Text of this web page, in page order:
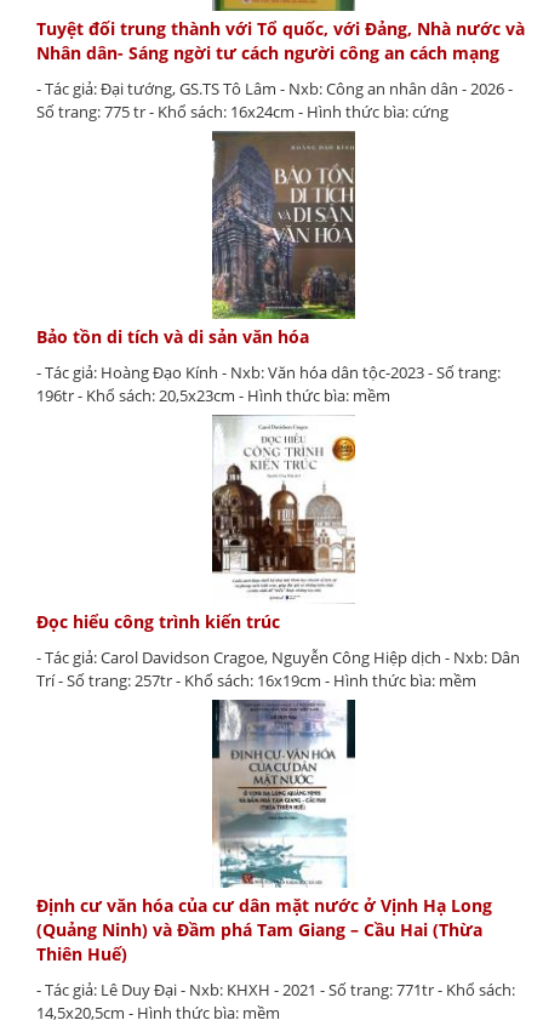
Tuyệt đối trung thành với Tổ quốc, với Đảng, Nhà nước và
Nhân dân- Sáng ngời tư cách người công an cách mạng
- Tác giả: Đại tướng, GS.TS Tô Lâm - Nxb: Công an nhân dân - 2026 -
Số trang: 775 tr - Khổ sách: 16x24cm - Hình thức bìa: cứng
Bảo tồn di tích và di sản văn hóa
- Tác giả: Hoàng Đạo Kính - Nxb: Văn hóa dân tộc-2023 - Số trang:
196tr - Khổ sách: 20,5x23cm - Hình thức bìa: mềm
Đọc hiểu công trình kiến trúc
- Tác giả: Carol Davidson Cragoe, Nguyễn Công Hiệp dịch - Nxb: Dân
Trí - Số trang: 257tr - Khổ sách: 16x19cm - Hình thức bìa: mềm
Định cư văn hóa của cư dân mặt nước ở Vịnh Hạ Long
(Quảng Ninh) và Đầm phá Tam Giang – Cầu Hai (Thừa
Thiên Huế)
- Tác giả: Lê Duy Đại - Nxb: KHXH - 2021 - Số trang: 771tr - Khổ sách:
14,5x20,5cm - Hình thức bìa: mềm